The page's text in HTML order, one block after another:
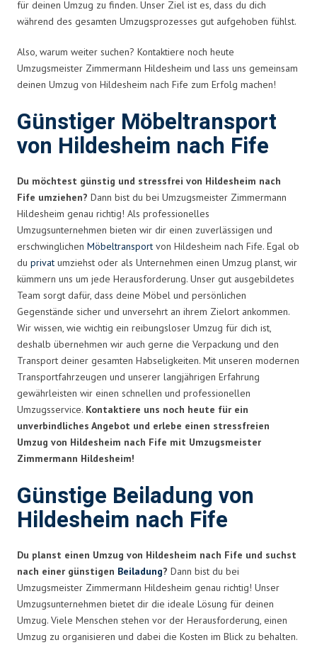
für deinen Umzug zu finden. Unser Ziel ist es, dass du dich
während des gesamten Umzugsprozesses gut aufgehoben fühlst.
Also, warum weiter suchen? Kontaktiere noch heute
Umzugsmeister Zimmermann Hildesheim und lass uns gemeinsam
deinen Umzug von Hildesheim nach Fife zum Erfolg machen!
Günstiger Möbeltransport
von Hildesheim nach Fife
Du möchtest günstig und stressfrei von Hildesheim nach
Fife umziehen? Dann bist du bei Umzugsmeister Zimmermann
Hildesheim genau richtig! Als professionelles
Umzugsunternehmen bieten wir dir einen zuverlässigen und
erschwinglichen Möbeltransport von Hildesheim nach Fife. Egal ob
du privat umziehst oder als Unternehmen einen Umzug planst, wir
kümmern uns um jede Herausforderung. Unser gut ausgebildetes
Team sorgt dafür, dass deine Möbel und persönlichen
Gegenstände sicher und unversehrt an ihrem Zielort ankommen.
Wir wissen, wie wichtig ein reibungsloser Umzug für dich ist,
deshalb übernehmen wir auch gerne die Verpackung und den
Transport deiner gesamten Habseligkeiten. Mit unseren modernen
Transportfahrzeugen und unserer langjährigen Erfahrung
gewährleisten wir einen schnellen und professionellen
Umzugsservice. Kontaktiere uns noch heute für ein
unverbindliches Angebot und erlebe einen stressfreien
Umzug von Hildesheim nach Fife mit Umzugsmeister
Zimmermann Hildesheim!
Günstige Beiladung von
Hildesheim nach Fife
Du planst einen Umzug von Hildesheim nach Fife und suchst
nach einer günstigen Beiladung? Dann bist du bei
Umzugsmeister Zimmermann Hildesheim genau richtig! Unser
Umzugsunternehmen bietet dir die ideale Lösung für deinen
Umzug. Viele Menschen stehen vor der Herausforderung, einen
Umzug zu organisieren und dabei die Kosten im Blick zu behalten.